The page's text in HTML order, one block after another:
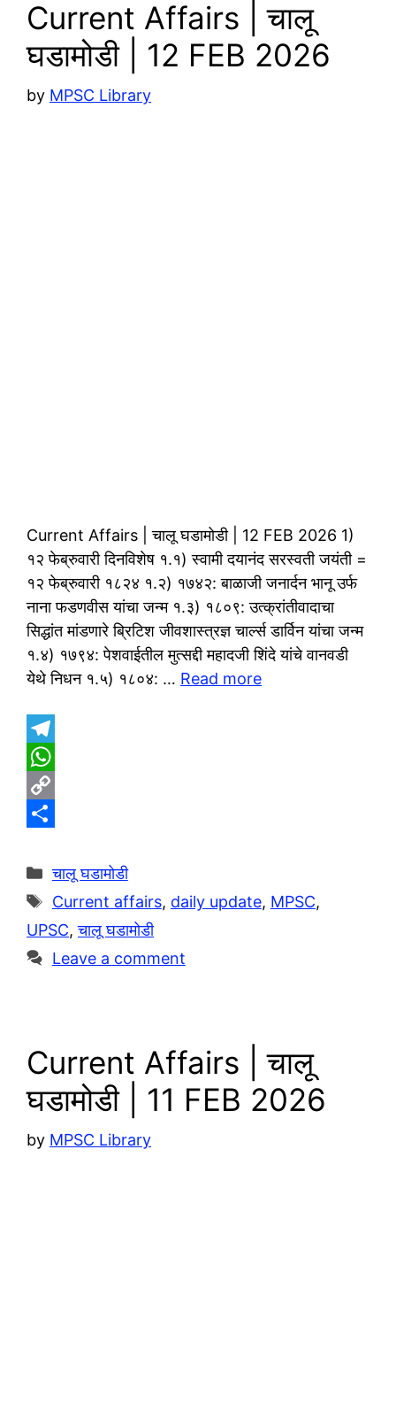
Current Affairs | चालू
घडामोडी | 12 FEB 2026
by MPSC Library
Current Affairs | चालू घडामोडी | 12 FEB 2026 1)
१२ फेब्रुवारी दिनविशेष १.१) स्वामी दयानंद सरस्वती जयंती =
१२ फेब्रुवारी १८२४ १.२) १७४२: बाळाजी जनार्दन भानू उर्फ
नाना फडणवीस यांचा जन्म १.३) १८०९: उत्क्रांतीवादाचा
सिद्धांत मांडणारे ब्रिटिश जीवशास्त्रज्ञ चार्ल्स डार्विन यांचा जन्म
१.४) १७९४: पेशवाईतील मुत्सद्दी महादजी शिंदे यांचे वानवडी
येथे निधन १.५) १८०४: … Read more
T
e
g
r
a
m
W
h
t
s
A
p
C
p
y
L
i
h
a
r
e
Categories
चालू घडामोडी
Tags
Current affairs, daily update, MPSC,
UPSC,चालू घडामोडी
Leave a comment
Current Affairs | चालू
घडामोडी | 11 FEB 2026
by MPSC Library